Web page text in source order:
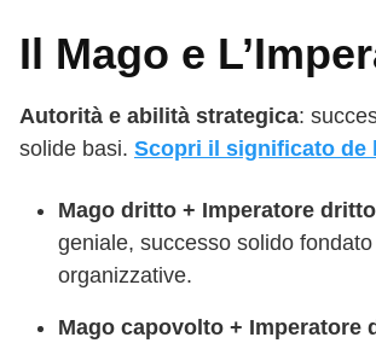
Il Mago e
Autorità e abilità strategica:
solide basi. Scopri il significato de
Mago dritto + Imperatore dritto
geniale, successo solido
organizzative.
Mago capovolto + Imperatore